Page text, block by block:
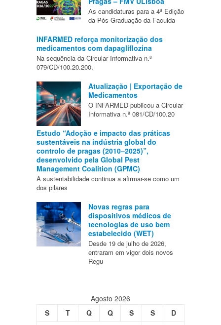
As candidaturas para a 4ª Edição
da Pós-Graduação da Faculda
INFARMED reforça monitorização dos
medicamentos com dapagliflozina
Na sequência da Circular Informativa n.º
079/CD/100.20.200,
Atualização | Exportação de
Medicamentos
O INFARMED publicou a Circular
Informativa n.º 081/CD/100.20
Estudo “Adoção e impacto das práticas
sustentáveis na indústria global do
controlo de pragas (2010–2025)”,
desenvolvido pela Global Pest
Management Coalition (GPMC)
A sustentabilidade continua a afirmar-se como um
dos pilares
Novas regras para
dispositivos médicos de
tecnologias de uso bem
estabelecido (WET)
Desde 19 de julho de 2026,
entraram em vigor dois novos
Regu
Agosto 2026
S
T Q Q S S
D